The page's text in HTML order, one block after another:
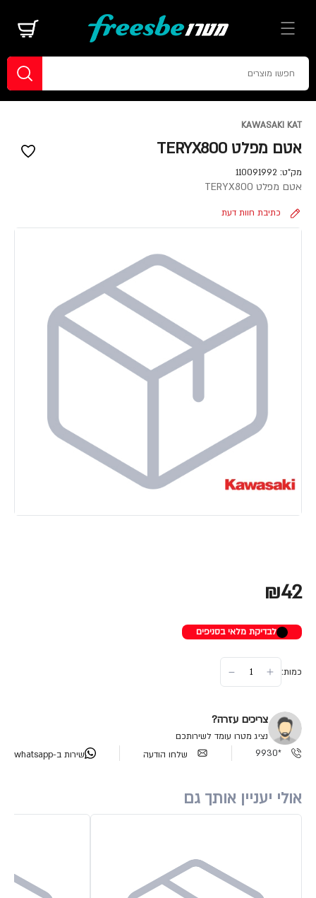
KAWASAKI KAT
אטם מפלט TERYX800
מק"ט: 110091992
אטם מפלט TERYX800
כתיבת חוות דעת
₪42
לבדיקת מלאי בסניפים
כמות:
צריכים עזרה?
נציג מטרו עומד לשירותכם
*9930
שלחו הודעה שירות ב-whatsapp
אולי יעניין אותך גם